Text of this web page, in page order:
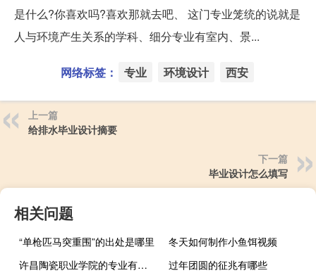
是什么?你喜欢吗?喜欢那就去吧、 这门专业笼统的说就是
人与环境产生关系的学科、细分专业有室内、景...
网络标签： 专业 环境设计 西安
上一篇
给排水毕业设计摘要
下一篇
毕业设计怎么填写
相关问题
“单枪匹马突重围”的出处是哪里
冬天如何制作小鱼饵视频
许昌陶瓷职业学院的专业有哪些
过年团圆的征兆有哪些